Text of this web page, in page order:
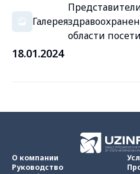
Галерея
области
18.01.2024
О компании
Руководство